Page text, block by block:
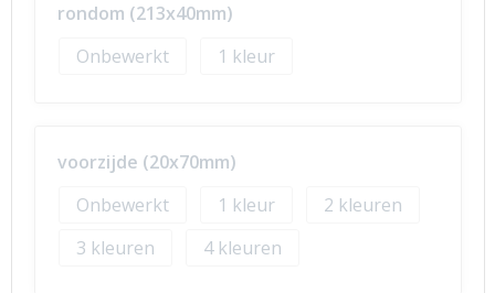
rondom (213x40mm)
Onbewerkt
1
voorzijde (20x70mm)
Onbewerkt
1
2
3
4